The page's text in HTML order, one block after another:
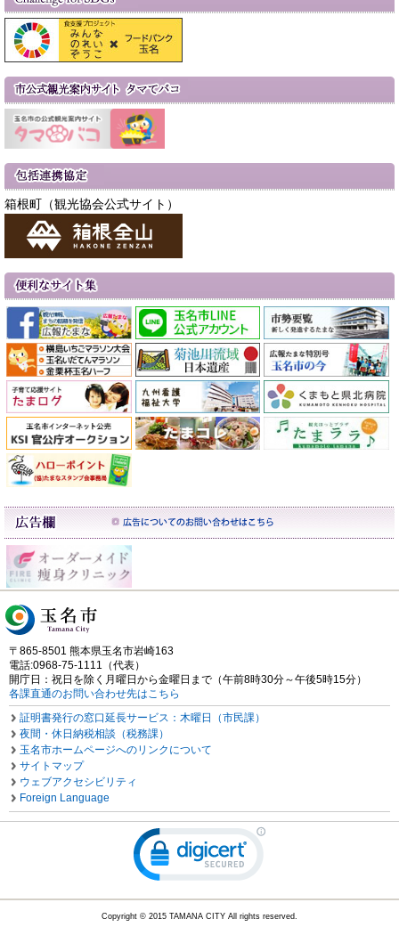
箱根町（観光協会公式サイト）
〒865-8501 熊本県玉名市岩崎163
電話:0968-75-1111（代表）
開庁日：祝日を除く月曜日から金曜日まで（午前8時30分～午後5時15分）
各課直通のお問い合わせ先はこちら
証明書発行の窓口延長サービス：木曜日（市民課）
夜間・休日納税相談（税務課）
玉名市ホームページへのリンクについて
サイトマップ
ウェブアクセシビリティ
Foreign Language
Copyright © 2015 TAMANA CITY All rights reserved.